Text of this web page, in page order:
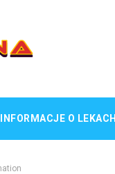
INFORMACJE O LEKACH